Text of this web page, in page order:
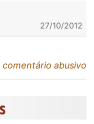
27/10/2012
comentário abusivo